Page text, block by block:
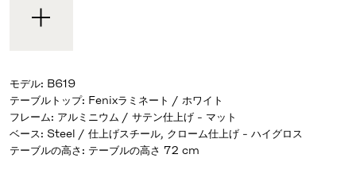
モデル: B619
テーブルトップ: Fenixラミネート / ホワイト
フレーム: アルミニウム / サテン仕上げ - マット
ベース: Steel / 仕上げスチール, クローム仕上げ - ハイグロス
テーブルの高さ: テーブルの高さ 72 cm